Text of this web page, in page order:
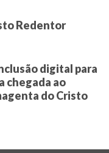
Redentor
digital para
chegada ao
do Cristo